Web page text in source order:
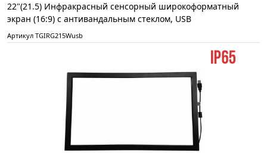
22"(21.5) Инфракрасный сенсорный широкоформатный
экран (16:9) с антивандальным стеклом, USB
Артикул TGIRG215Wusb